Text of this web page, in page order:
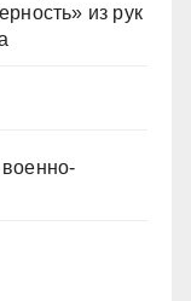
из рук